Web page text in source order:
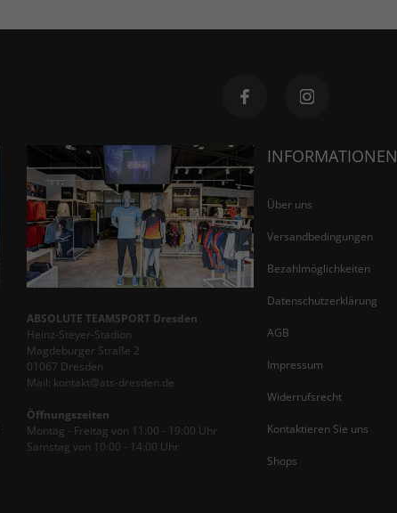
ABSOLUTE TEAMSPORT Dresden
Heinz-Steyer-Stadion
Magdeburger Straße 2
01067 Dresden
Mail: kontakt@ats-dresden.de
Öffnungszeiten
Montag - Freitag von 11:00 - 19:00 Uhr
Samstag von 10:00 - 14:00 Uhr
INFORMATIONEN
Über uns
Versandbedingungen
Bezahlmöglichkeiten
Datenschutzerklärung
AGB
Impressum
Widerrufsrecht
Kontaktieren Sie uns
Shops